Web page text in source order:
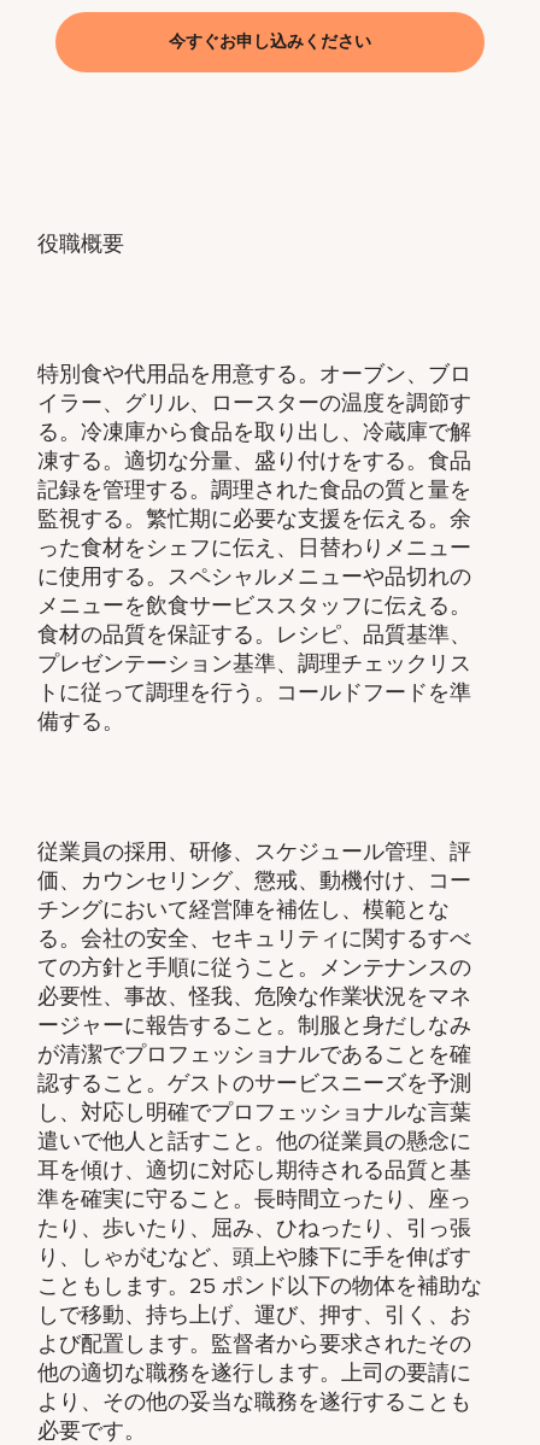
役職概要
特別食や代用品を用意する。オーブン、ブロ
イラー、グリル、ロースターの温度を調節す
る。冷凍庫から食品を取り出し、冷蔵庫で解
凍する。適切な分量、盛り付けをする。食品
記録を管理する。調理された食品の質と量を
監視する。繁忙期に必要な支援を伝える。余
った食材をシェフに伝え、日替わりメニュー
に使用する。スペシャルメニューや品切れの
メニューを飲食サービススタッフに伝える。
食材の品質を保証する。レシピ、品質基準、
プレゼンテーション基準、調理チェックリス
トに従って調理を行う。コールドフードを準
備する。
従業員の採用、研修、スケジュール管理、評
価、カウンセリング、懲戒、動機付け、コー
チングにおいて経営陣を補佐し、模範とな
る。会社の安全、セキュリティに関するすべ
ての方針と手順に従うこと。メンテナンスの
必要性、事故、怪我、危険な作業状況をマネ
ージャーに報告すること。制服と身だしなみ
が清潔でプロフェッショナルであることを確
認すること。ゲストのサービスニーズを予測
し、対応し明確でプロフェッショナルな言葉
遣いで他人と話すこと。他の従業員の懸念に
耳を傾け、適切に対応し期待される品質と基
準を確実に守ること。長時間立ったり、座っ
たり、歩いたり、屈み、ひねったり、引っ張
り、しゃがむなど、頭上や膝下に手を伸ばす
こともします。25 ポンド以下の物体を補助な
しで移動、持ち上げ、運び、押す、引く、お
よび配置します。監督者から要求されたその
他の適切な職務を遂行します。上司の要請に
より、その他の妥当な職務を遂行することも
必要です。
今すぐお申し込みください